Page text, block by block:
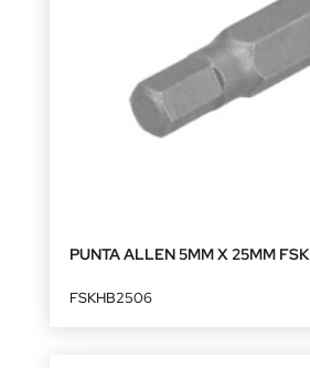
PUNTA ALLEN 5MM X 25MM FSK
FSKHB2506